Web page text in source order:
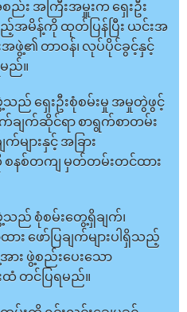
း အကြီးအမှူးက ရှေးဦး
အမိန့်ကို ထုတ်ပြန်ပြီး ယင်းအ
အဖွဲ့၏ တာဝန်၊ လုပ်ပိုင်ခွင့်နှင့်
ည်။
ဖွဲ့သည် ရှေးဦးစုံစမ်းမှု အမှုတွဲဖွင့်
ချက်ဆိုင်ရာ စာရွက်စာတမ်း
ျားနှင့် အခြား
စနစ်တကျ မှတ်တမ်းတင်ထား
ဖွဲ့သည် စုံစမ်းတွေ့ရှိချက်၊
ဖော်ပြချက်များပါရှိသည့်
း ဖွဲ့စည်းပေးသော
တင်ပြရမည်။